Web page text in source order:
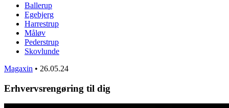
Ballerup
Egebjerg
Harrestrup
Måløv
Pederstrup
Skovlunde
Magaxin • 26.05.24
Erhvervsrengøring til dig